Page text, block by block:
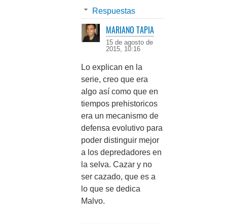
Respuestas
MARIANO TAPIA
15 de agosto de
2015, 10:16
Lo explican en la
serie, creo que era
algo así como que en
tiempos prehistoricos
era un mecanismo de
defensa evolutivo para
poder distinguir mejor
a los depredadores en
la selva. Cazar y no
ser cazado, que es a
lo que se dedica
Malvo.